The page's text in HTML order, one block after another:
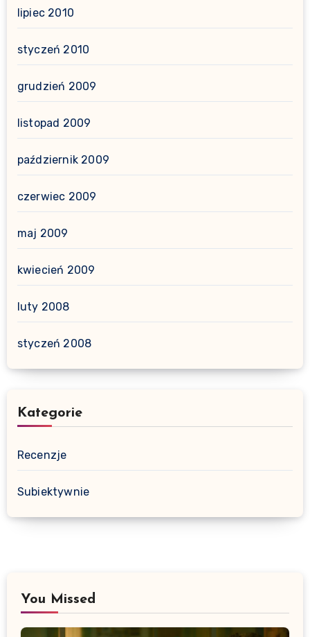
lipiec 2010
styczeń 2010
grudzień 2009
listopad 2009
październik 2009
czerwiec 2009
maj 2009
kwiecień 2009
luty 2008
styczeń 2008
Kategorie
Recenzje
Subiektywnie
You Missed